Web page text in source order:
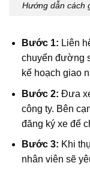
Hướng dẫn cách
Bước 1: Liên
chuyển đường
kế hoạch giao
Bước 2: Đưa
công ty. Bên
đăng ký xe để
Bước 3: Khi
nhân viên sẽ